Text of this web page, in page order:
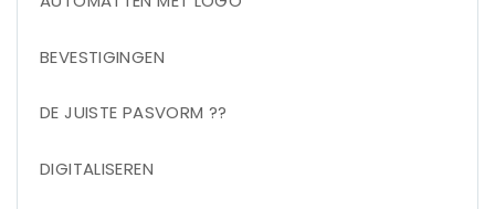
BEVESTIGINGEN
DE JUISTE PASVORM ??
DIGITALISEREN